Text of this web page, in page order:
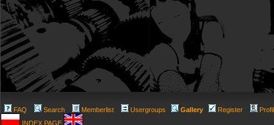
FAQ Search Memberlist Usergroups Gallery Register
INDEX PAGE